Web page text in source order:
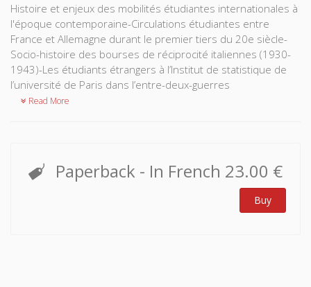
Histoire et enjeux des mobilités étudiantes internationales à
l'époque contemporaine-Circulations étudiantes entre
France et Allemagne durant le premier tiers du 20e siècle​-
Socio-histoire des bourses de réciprocité italiennes (1930-
1943)-Les étudiants étrangers à l’Institut de statistique de
l’université de Paris dans l’entre-deux-guerres
Read More
Paperback - In French 23.00 €
Buy